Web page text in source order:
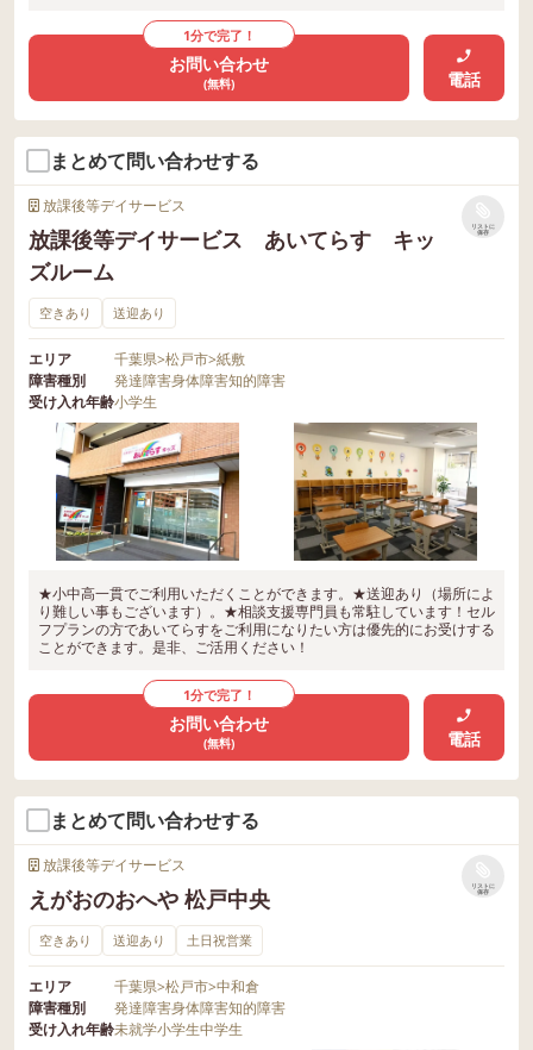
1分で完了！
お問い合わせ
(無料) 電話
まとめて問い合わせする
放課後等デイサービス
放課後等デイサービス あいてらす キッ
ズルーム
リストに
保存
空きあり 送迎あり
エリア 千葉県>松戸市>紙敷
障害種別
発達障害身体障害知的障害
受け入れ年齢小学生
★小中高一貫でご利用いただくことができます。★送迎あり（場所によ
り難しい事もございます）。★相談支援専門員も常駐しています！セル
フプランの方であいてらすをご利用になりたい方は優先的にお受けする
ことができます。是非、ご活用ください！
1分で完了！
お問い合わせ
(無料) 電話
まとめて問い合わせする
放課後等デイサービス
えがおのおへや 松戸中央
リストに
保存
空きあり 送迎あり 土日祝営業
エリア 千葉県>松戸市>中和倉
障害種別
発達障害身体障害知的障害
受け入れ年齢未就学小学生中学生